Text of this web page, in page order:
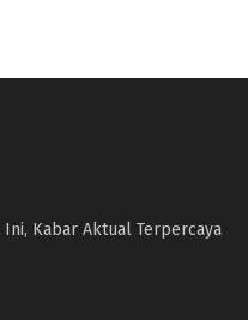
Kabar Aktual Terpercaya